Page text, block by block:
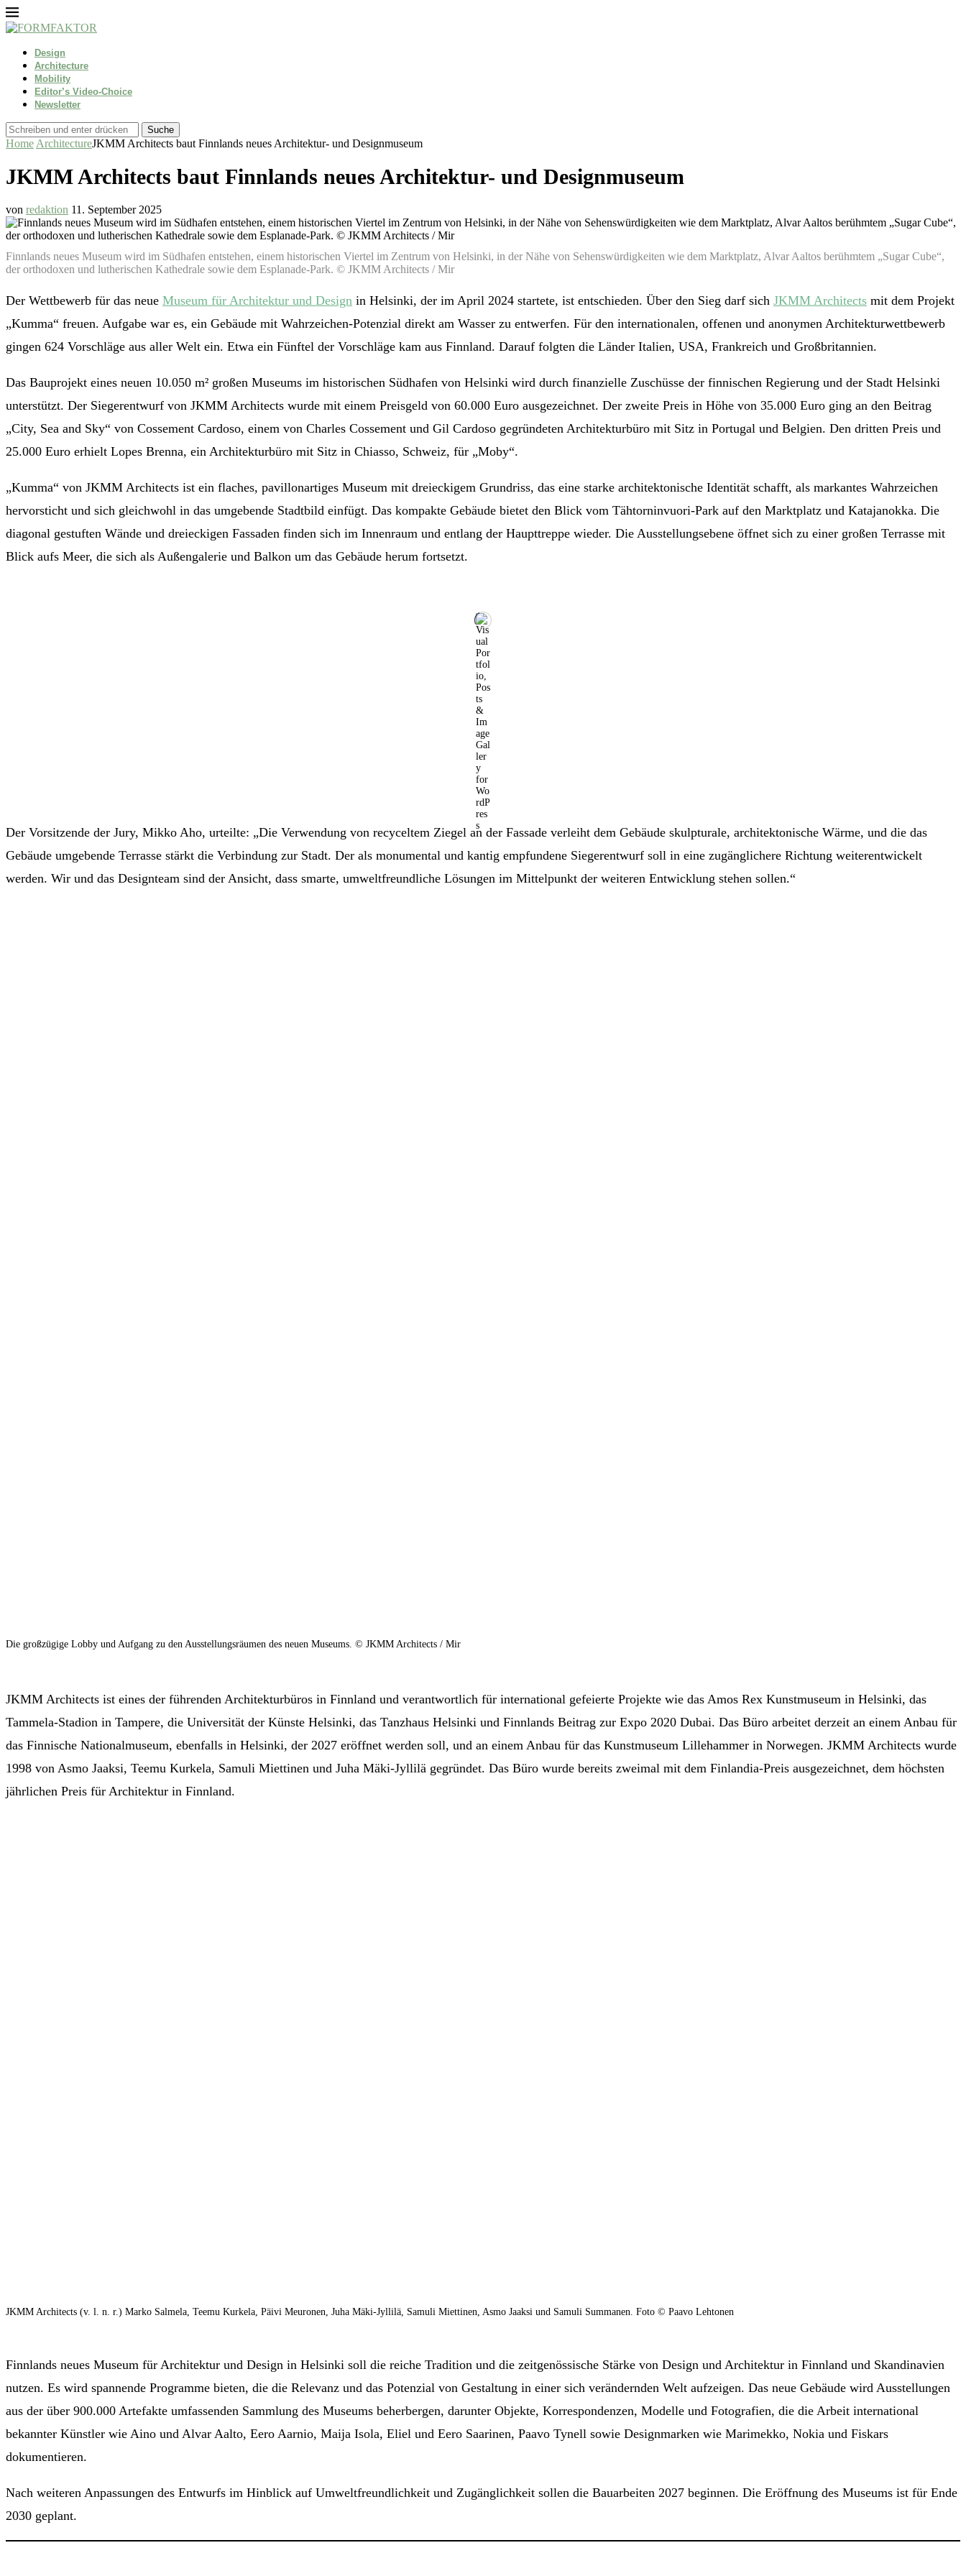
Design
Architecture
Mobility
Editor’s Video-Choice
Newsletter
Suche
Home ArchitectureJKMM Architects baut Finnlands neues Architektur- und Designmuseum
JKMM Architects baut Finnlands neues Architektur- und Designmuseum
von redaktion 11. September 2025
Finnlands neues Museum wird im Südhafen entstehen, einem historischen Viertel im Zentrum von Helsinki, in der Nähe von Sehenswürdigkeiten wie dem Marktplatz, Alvar Aaltos berühmtem „Sugar Cube“,
der orthodoxen und lutherischen Kathedrale sowie dem Esplanade-Park. © JKMM Architects / Mir
Der Wettbewerb für das neue Museum für Architektur und Design in Helsinki, der im April 2024 startete, ist entschieden. Über den Sieg darf sich JKMM Architects mit dem Projekt
„Kumma“ freuen. Aufgabe war es, ein Gebäude mit Wahrzeichen-Potenzial direkt am Wasser zu entwerfen. Für den internationalen, offenen und anonymen Architekturwettbewerb
gingen 624 Vorschläge aus aller Welt ein. Etwa ein Fünftel der Vorschläge kam aus Finnland. Darauf folgten die Länder Italien, USA, Frankreich und Großbritannien.
Das Bauprojekt eines neuen 10.050 m² großen Museums im historischen Südhafen von Helsinki wird durch finanzielle Zuschüsse der finnischen Regierung und der Stadt Helsinki
unterstützt. Der Siegerentwurf von JKMM Architects wurde mit einem Preisgeld von 60.000 Euro ausgezeichnet. Der zweite Preis in Höhe von 35.000 Euro ging an den Beitrag
„City, Sea and Sky“ von Cossement Cardoso, einem von Charles Cossement und Gil Cardoso gegründeten Architekturbüro mit Sitz in Portugal und Belgien. Den dritten Preis und
25.000 Euro erhielt Lopes Brenna, ein Architekturbüro mit Sitz in Chiasso, Schweiz, für „Moby“.
„Kumma“ von JKMM Architects ist ein flaches, pavillonartiges Museum mit dreieckigem Grundriss, das eine starke architektonische Identität schafft, als markantes Wahrzeichen
hervorsticht und sich gleichwohl in das umgebende Stadtbild einfügt. Das kompakte Gebäude bietet den Blick vom Tähtorninvuori-Park auf den Marktplatz und Katajanokka. Die
diagonal gestuften Wände und dreieckigen Fassaden finden sich im Innenraum und entlang der Haupttreppe wieder. Die Ausstellungsebene öffnet sich zu einer großen Terrasse mit
Blick aufs Meer, die sich als Außengalerie und Balkon um das Gebäude herum fortsetzt.
Der Vorsitzende der Jury, Mikko Aho, urteilte: „Die Verwendung von recyceltem Ziegel an der Fassade verleiht dem Gebäude skulpturale, architektonische Wärme, und die das
Gebäude umgebende Terrasse stärkt die Verbindung zur Stadt. Der als monumental und kantig empfundene Siegerentwurf soll in eine zugänglichere Richtung weiterentwickelt
werden. Wir und das Designteam sind der Ansicht, dass smarte, umweltfreundliche Lösungen im Mittelpunkt der weiteren Entwicklung stehen sollen.“
Die großzügige Lobby und Aufgang zu den Ausstellungsräumen des neuen Museums. © JKMM Architects / Mir
JKMM Architects ist eines der führenden Architekturbüros in Finnland und verantwortlich für international gefeierte Projekte wie das Amos Rex Kunstmuseum in Helsinki, das
Tammela-Stadion in Tampere, die Universität der Künste Helsinki, das Tanzhaus Helsinki und Finnlands Beitrag zur Expo 2020 Dubai. Das Büro arbeitet derzeit an einem Anbau für
das Finnische Nationalmuseum, ebenfalls in Helsinki, der 2027 eröffnet werden soll, und an einem Anbau für das Kunstmuseum Lillehammer in Norwegen. JKMM Architects wurde
1998 von Asmo Jaaksi, Teemu Kurkela, Samuli Miettinen und Juha Mäki-Jyllilä gegründet. Das Büro wurde bereits zweimal mit dem Finlandia-Preis ausgezeichnet, dem höchsten
jährlichen Preis für Architektur in Finnland.
JKMM Architects (v. l. n. r.) Marko Salmela, Teemu Kurkela, Päivi Meuronen, Juha Mäki-Jyllilä, Samuli Miettinen, Asmo Jaaksi und Samuli Summanen. Foto © Paavo Lehtonen
Finnlands neues Museum für Architektur und Design in Helsinki soll die reiche Tradition und die zeitgenössische Stärke von Design und Architektur in Finnland und Skandinavien
nutzen. Es wird spannende Programme bieten, die die Relevanz und das Potenzial von Gestaltung in einer sich verändernden Welt aufzeigen. Das neue Gebäude wird Ausstellungen
aus der über 900.000 Artefakte umfassenden Sammlung des Museums beherbergen, darunter Objekte, Korrespondenzen, Modelle und Fotografien, die die Arbeit international
bekannter Künstler wie Aino und Alvar Aalto, Eero Aarnio, Maija Isola, Eliel und Eero Saarinen, Paavo Tynell sowie Designmarken wie Marimekko, Nokia und Fiskars
dokumentieren.
Nach weiteren Anpassungen des Entwurfs im Hinblick auf Umweltfreundlichkeit und Zugänglichkeit sollen die Bauarbeiten 2027 beginnen. Die Eröffnung des Museums ist für Ende
2030 geplant.